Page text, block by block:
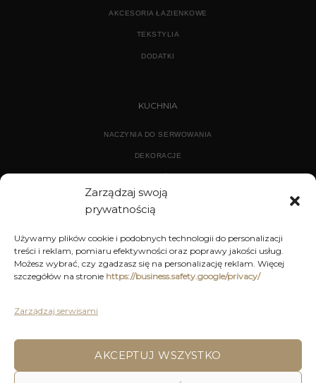
Zarządzaj swoją
prywatnością
Używamy plików cookie i podobnych technologii do personalizacji
treści i reklam, pomiaru efektywności oraz poprawy jakości usług.
Możesz wybrać, czy zgadzasz się na personalizację reklam. Więcej
szczegółów na stronie https://business.safety.google/privacy/
Zarządzaj serwisami
AKCEPTUJ WSZYSTKO
AKCESORIA ŁAZIENKOWE
TEKSTYLIA
DODATKI
KUCHNIA
NACZYNIA DO SERWOWANIA
DEKORACJE
DEKORACJE
KUCHNIA